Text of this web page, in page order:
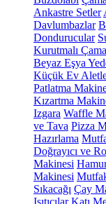
Ankastre Setler
Davlumbazlar
Dondurucular
Kurutmalı
Beyaz Eşya
Küçük Ev
Patlatma
Kızartma
Izgara Waffle
ve Tava Pizza
Hazırlama
Doğrayıcı ve
Makinesi
Makinesi
Sıkacağı Çay
Isıtıcılar Katı